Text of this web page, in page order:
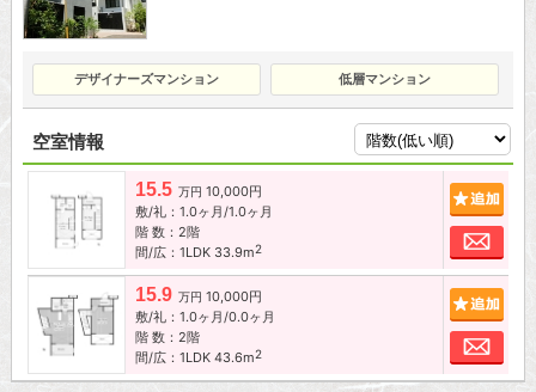
デザイナーズマンション 低層マンション
空室情報
15.5 万円 10,000円
敷/礼：1.0ヶ月/1.0ヶ月
階 数：2階
間/広：1LDK 33.9m2
お
15.9 万円 10,000円
敷/礼：1.0ヶ月/0.0ヶ月
階 数：2階
間/広：1LDK 43.6m2
お